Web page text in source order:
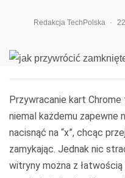
Redakcja TechPolska
Przywracanie kart
niemal każdemu zapewne
nacisnąć na “x”, chcąc
zamykając. Jednak nic
witryny można z